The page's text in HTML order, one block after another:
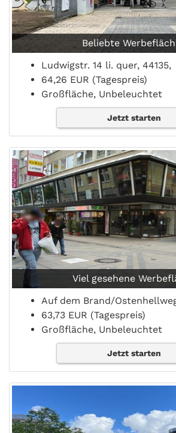
Beliebte
Ludwigstr. 14 li. quer, 44135,
64,26 EUR (Tagespreis)
Großfläche, Unbeleuchtet
Jetzt starten
Viel gesehene
Auf dem Brand/
63,73 EUR (Tagespreis)
Großfläche, Unbeleuchtet
Jetzt starten